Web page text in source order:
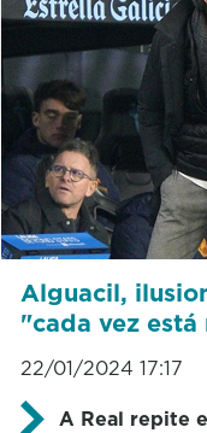
Alguacil,
"cada vez
22/01/2024 17:17
A Real repite